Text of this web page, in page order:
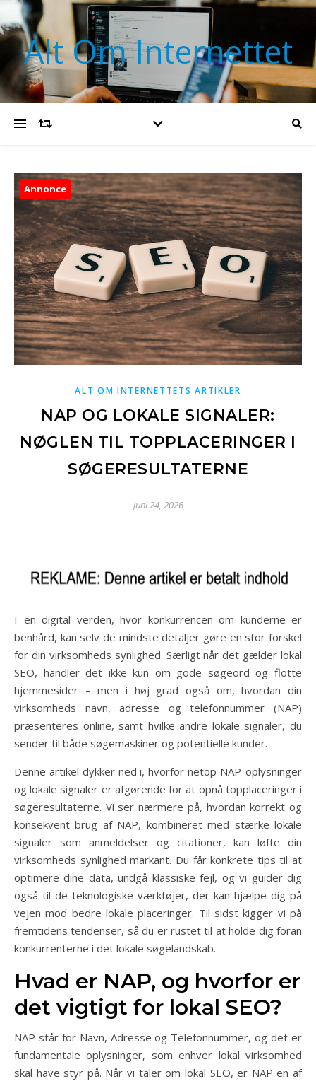
Alt Om Internettet
Annonce
ALT OM INTERNETTETS ARTIKLER
NAP OG LOKALE SIGNALER:
NØGLEN TIL TOPPLACERINGER I
SØGERESULTATERNE
juni 24, 2026
I en digital verden, hvor konkurrencen om kunderne er
benhård, kan selv de mindste detaljer gøre en stor forskel
for din virksomheds synlighed. Særligt når det gælder lokal
SEO, handler det ikke kun om gode søgeord og flotte
hjemmesider – men i høj grad også om, hvordan din
virksomheds navn, adresse og telefonnummer (NAP)
præsenteres online, samt hvilke andre lokale signaler, du
sender til både søgemaskiner og potentielle kunder.
Denne artikel dykker ned i, hvorfor netop NAP-oplysninger
og lokale signaler er afgørende for at opnå topplaceringer i
søgeresultaterne. Vi ser nærmere på, hvordan korrekt og
konsekvent brug af NAP, kombineret med stærke lokale
signaler som anmeldelser og citationer, kan løfte din
virksomheds synlighed markant. Du får konkrete tips til at
optimere dine data, undgå klassiske fejl, og vi guider dig
også til de teknologiske værktøjer, der kan hjælpe dig på
vejen mod bedre lokale placeringer. Til sidst kigger vi på
fremtidens tendenser, så du er rustet til at holde dig foran
konkurrenterne i det lokale søgelandskab.
Hvad er NAP, og hvorfor er
det vigtigt for lokal SEO?
NAP står for Navn, Adresse og Telefonnummer, og det er
fundamentale oplysninger, som enhver lokal virksomhed
skal have styr på. Når vi taler om lokal SEO, er NAP en af